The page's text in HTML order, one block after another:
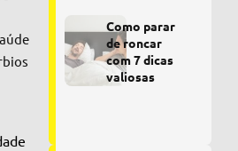
Como parar
de roncar
com 7 dicas
valiosas